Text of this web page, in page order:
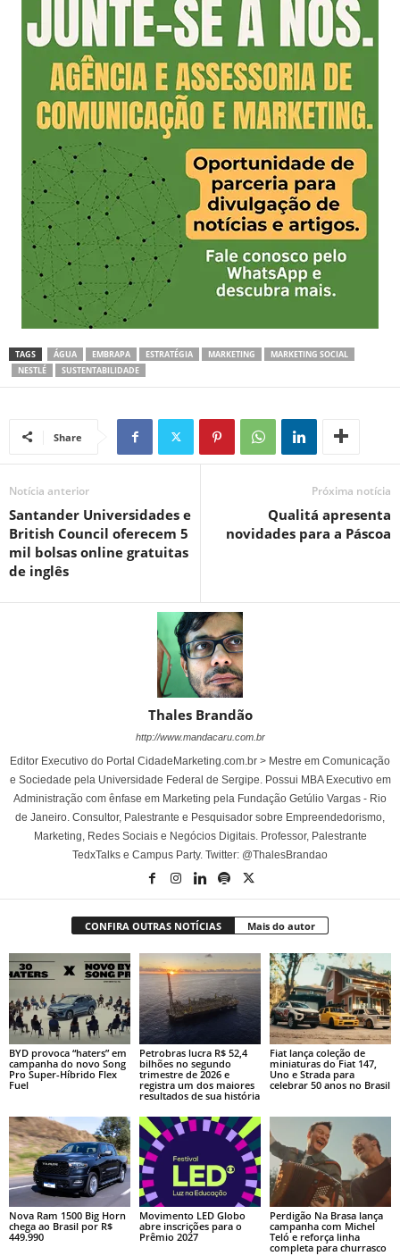
TAGS ÁGUA EMBRAPA ESTRATÉGIA MARKETING
MARKETING SOCIAL
NESTLÉ
SUSTENTABILIDADE
Share
Notícia anterior
Santander Universidades e
British Council oferecem 5
mil bolsas online gratuitas
de inglês
Próxima notícia
Qualitá apresenta
novidades para a Páscoa
Thales Brandão
http://www.mandacaru.com.br
Editor Executivo do Portal CidadeMarketing.com.br > Mestre em Comunicação
e Sociedade pela Universidade Federal de Sergipe. Possui MBA Executivo em
Administração com ênfase em Marketing pela Fundação Getúlio Vargas - Rio
de Janeiro. Consultor, Palestrante e Pesquisador sobre Empreendedorismo,
Marketing, Redes Sociais e Negócios Digitais. Professor, Palestrante
TedxTalks e Campus Party. Twitter: @ThalesBrandao
CONFIRA OUTRAS NOTÍCIAS Mais do autor
BYD provoca “haters” em
campanha do novo Song
Pro Super-Híbrido Flex
Fuel
Petrobras lucra R$ 52,4
bilhões no segundo
trimestre de 2026 e
registra um dos maiores
resultados de sua história
Fiat lança coleção de
miniaturas do Fiat 147,
Uno e Strada para
celebrar 50 anos no Brasil
Nova Ram 1500 Big Horn
chega ao Brasil por R$
449.990
Movimento LED Globo
abre inscrições para o
Prêmio 2027
Perdigão Na Brasa lança
campanha com Michel
Teló e reforça linha
completa para churrasco